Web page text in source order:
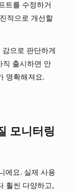
트를 수정하거
적으로 개선할
으로 판단하게
직 출시하면 안
명확해져요.
모니터링
에요. 실제 사용
훨씬 다양하고,